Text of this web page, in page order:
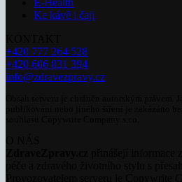
E-Health
Ke kávě i čaji
+420 777 264 528
+420 606 831 394
info@zdravezpravy.cz